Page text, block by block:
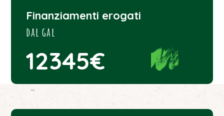
Finanziamenti erogati
dal gal
12345€